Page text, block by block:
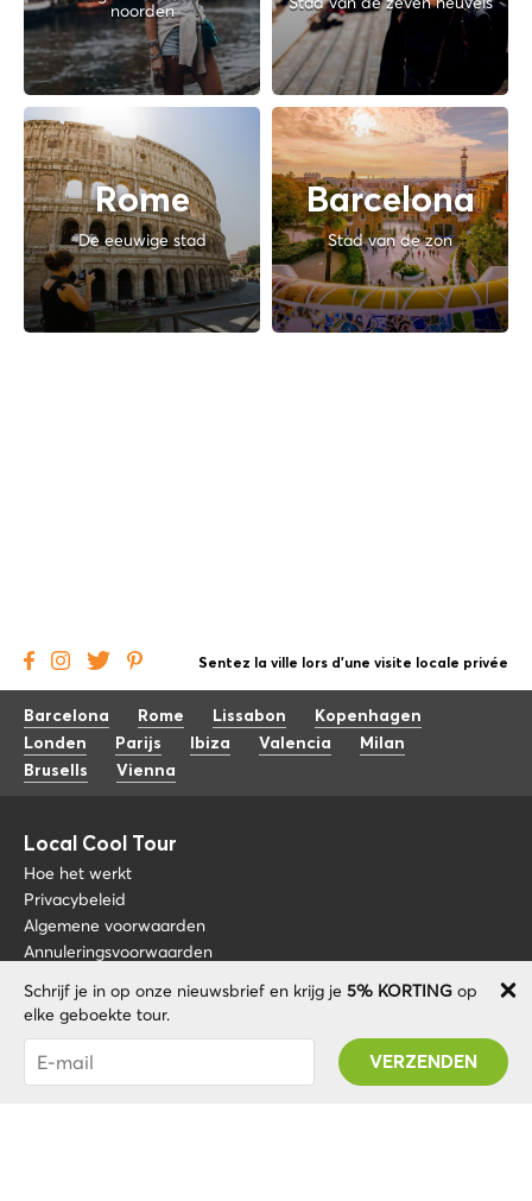
noorden
Rome
De eeuwige stad
Barcelona
Stad van de zon
Schrijf je in op onze nieuwsbrief en krijg je 5% KORTING op
elke geboekte tour.
Je bent succesvol geabonneerd! U ontvangt uw
Promo code na validatie van uw account!
Sentez la ville lors d'une visite locale privée
Barcelona Rome Lissabon
Kopenhagen
Londen
Parijs Ibiza Valencia
Milan
Brusells
Vienna
Local Cool Tour
Hoe het werkt
Privacybeleid
Algemene voorwaarden
Annuleringsvoorwaarden
Blog
Over nos
FAQ
Word een gids
+34 675 176 220